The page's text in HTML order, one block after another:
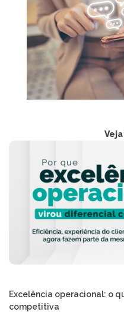
Excelência operacional: o
competitiva